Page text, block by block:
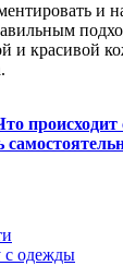
и
и красивой
с одежды